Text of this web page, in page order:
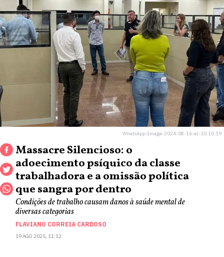
WhatsApp-Image-2024-08-16-at-10.10.19
Massacre Silencioso: o
adoecimento psíquico da classe
trabalhadora e a omissão política
que sangra por dentro
Condições de trabalho causam danos à saúde mental de
diversas categorias
FLAVIANO CORREIA CARDOSO
19 AGO 2025, 11:12